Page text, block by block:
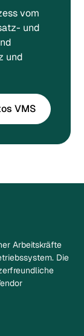
vom
und
und
VMS
Arbeitskräfte
Die